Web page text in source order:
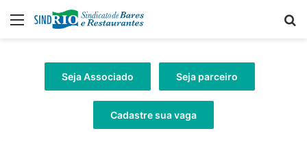
Menu
Seja Associado Seja parceiro
Cadastre sua vaga